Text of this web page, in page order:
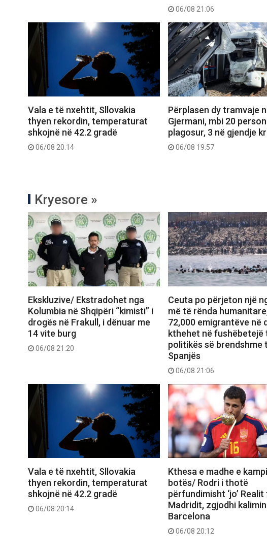
06/08 21:06
Vala e të nxehtit, Sllovakia
thyen rekordin, temperaturat
shkojnë në 42.2 gradë
06/08 20:14
Përplasen dy tramvaje
Gjermani, mbi 20
plagosur, 3 në gjendje
06/08 19:57
Kryesore »
Ekskluzive/ Ekstradohet nga
Kolumbia në Shqipëri “kimisti” i
drogës në Frakull, i dënuar me
14 vite burg
06/08 21:20
Ceuta po përjeton një
më të rënda
72,000 emigrantëve në
kthehet në fushëbetejë
politikës së brendshme
Spanjës
06/08 21:06
Vala e të nxehtit, Sllovakia
thyen rekordin, temperaturat
shkojnë në 42.2 gradë
06/08 20:14
Kthesa e madhe e
botës/ Rodri i thotë
përfundimisht ‘jo’ Realit
Madridit, zgjodhi
Barcelona
06/08 20:12